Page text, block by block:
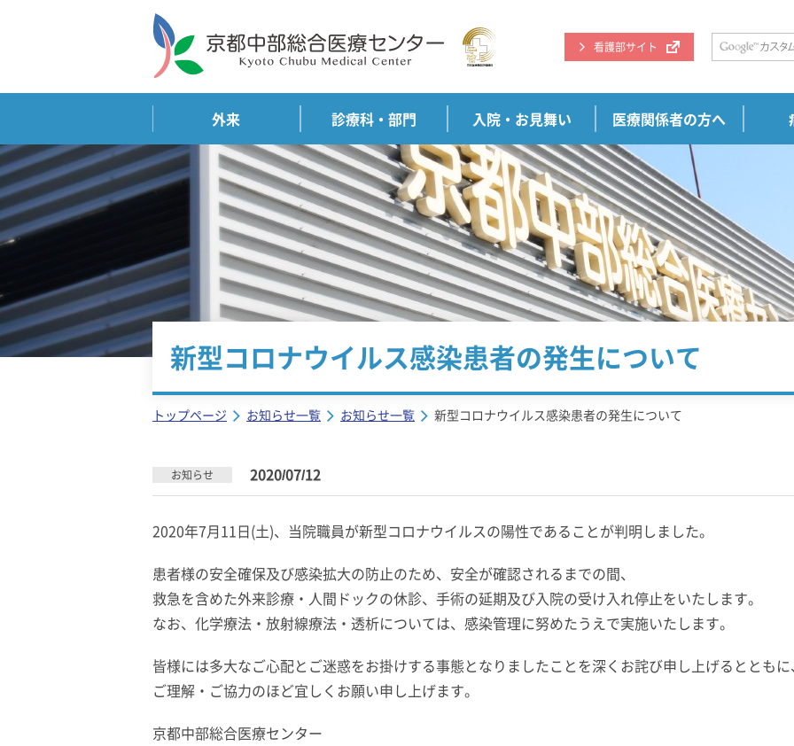
看護部サイト
外来 診療科・部門 入院・お見舞い 医療関係者の方へ
新型コロナウイルス感染患者の発生について
トップページ お知らせ一覧 お知らせ一覧 新型コロナウイルス感染患者の発生について
お知らせ 2020/07/12
2020年7月11日(土)、当院職員が新型コロナウイルスの陽性であることが判明しました。
患者様の安全確保及び感染拡大の防止のため、安全が確認されるまでの間、
救急を含めた外来診療・人間ドックの休診、手術の延期及び入院の受け入れ停止をいたします。
なお、化学療法・放射線療法・透析については、感染管理に努めたうえで実施いたします。
皆様には多大なご心配とご迷惑をお掛けする事態となりましたことを深くお詫び申し上げるととも
ご理解・ご協力のほど宜しくお願い申し上げます。
京都中部総合医療センター